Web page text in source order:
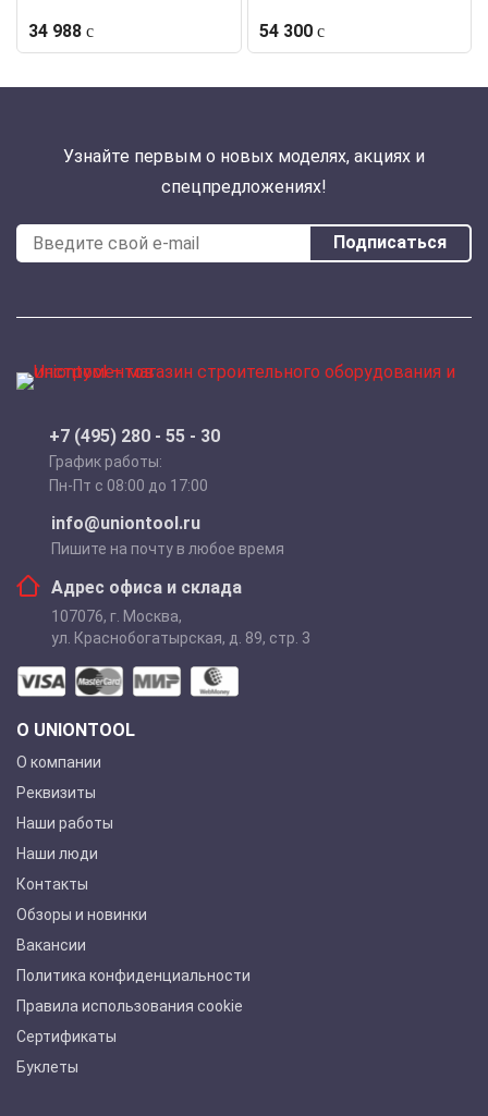
34 988 54 300
Узнайте первым о новых моделях, акциях и
спецпредложениях!
Подписаться
+7 (495) 280 - 55 - 30
График работы:
Пн-Пт с 08:00 до 17:00
info@uniontool.ru
Пишите на почту в любое время
Адрес офиса и склада
107076, г. Москва,
ул. Краснобогатырская, д. 89, стр. 3
О UNIONTOOL
О компании
Реквизиты
Наши работы
Наши люди
Контакты
Обзоры и новинки
Вакансии
Политика конфиденциальности
Правила использования cookie
Сертификаты
Буклеты